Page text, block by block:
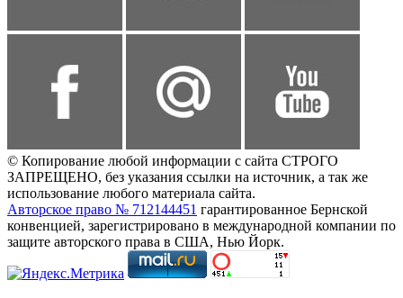
© Копирование любой информации с сайта СТРОГО
ЗАПРЕЩЕНО, без указания ссылки на источник, а так же
использование любого материала сайта.
Авторское право № 712144451 гарантированное Бернской
конвенцией, зарегистрировано в международной компании по
защите авторского права в США, Нью Йорк.